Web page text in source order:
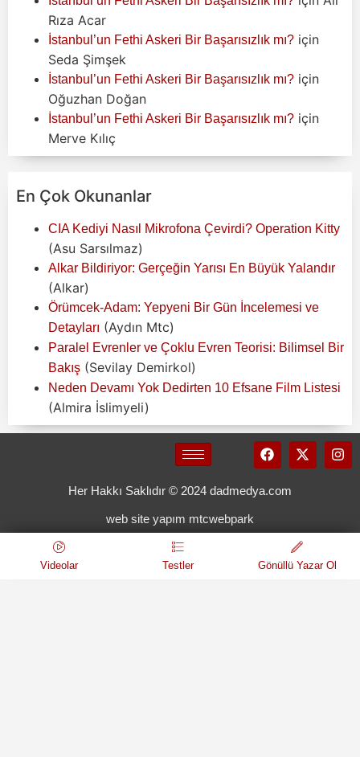
Rıza Acar
İstanbul’un Fethi Askeri Bir Başarısızlık mı? için
Seda Şimşek
İstanbul’un Fethi Askeri Bir Başarısızlık mı? için
Oğuzhan Doğan
İstanbul’un Fethi Askeri Bir Başarısızlık mı? için
Merve Kılıç
En Çok Okunanlar
CIA Kediyi Nasıl Mikrofona Çevirdi? Operation Kitty
(Asu Sarsılmaz)
Alkar Bildiriyor: Gerçeğin Yarısı En Büyük Yalandır
(Alkar)
Örümcek-Adam: Yepyeni Bir Gün İncelemesi ve
Detayları (Aydın Mtc)
Paralel Evrenler ve Çoklu Evren Teorisi: Bilimsel Bir
Bakış (Sevilay Demirkol)
Neden Devamı Yok Dedirten 10 Efsane Film Listesi
(Almira İslimyeli)
Her Hakkı Saklıdır © 2024 dadmedya.com
web site yapım mtcwebpark
Videolar Testler Gönüllü Yazar Ol